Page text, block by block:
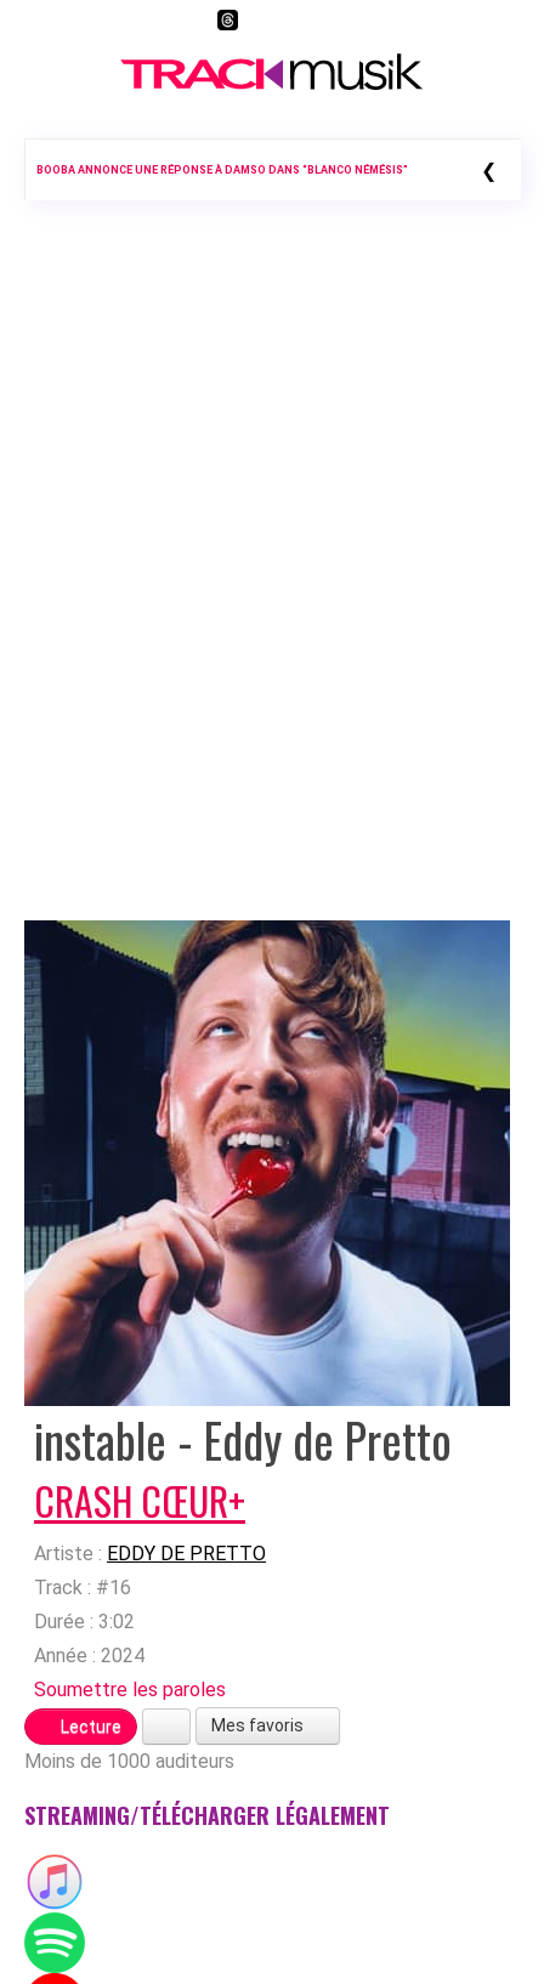
BOOBA ANNONCE UNE RÉPONSE À DAMSO DANS “BLANCO NÉMÉSIS” ❮
instable - Eddy de Pretto
CRASH CŒUR+
Artiste : EDDY DE PRETTO
Track : #16
Durée : 3:02
Année : 2024
Soumettre les paroles
Lecture Mes favoris
Moins de 1000 auditeurs
STREAMING/TÉLÉCHARGER LÉGALEMENT